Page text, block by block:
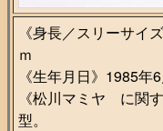
《身長／スリーサイ
ｍ
《生年月日》1985年
《松川マミヤ に関
型。